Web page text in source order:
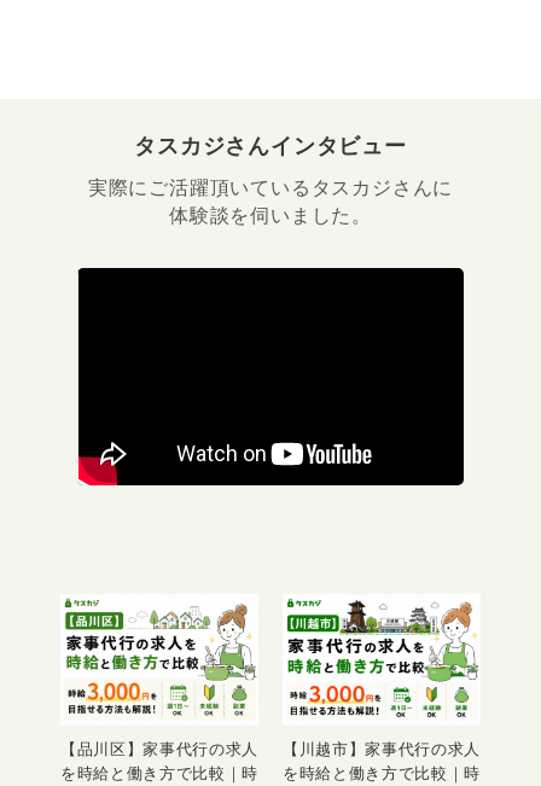
タスカジさんインタビュー
実際にご活躍頂いているタスカジさんに
体験談を伺いました。
【品川区】家事代行の求人
を時給と働き方で比較｜時
【川越市】家事代行の求人
を時給と働き方で比較｜時